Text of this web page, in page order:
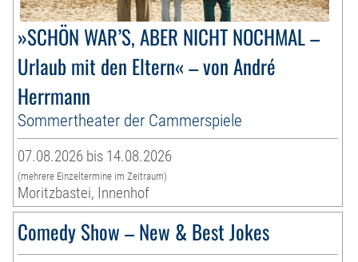
»SCHÖN WAR’S, ABER NICHT NOCHMAL –
Urlaub mit den Eltern« – von André
Herrmann
Sommertheater der Cammerspiele
07.08.2026 bis 14.08.2026
(mehrere Einzeltermine im Zeitraum)
Moritzbastei, Innenhof
Comedy Show – New & Best Jokes